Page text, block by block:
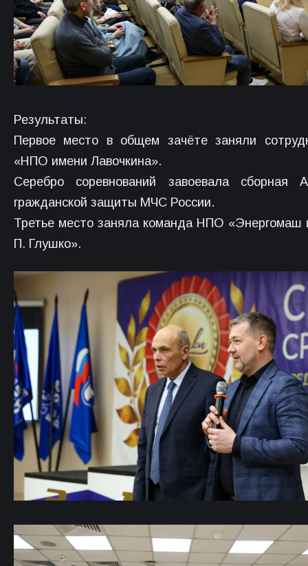
Результаты:
Первое место в общем зачёте заняли
«НПО имени Лавочкина».
Серебро соревнований завоевала сборная
гражданской защиты МЧС России.
Третье место заняла команда НПО «Энергомаш
П. Глушко».